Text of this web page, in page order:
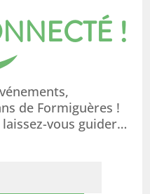
!
de Formiguères !
vous guider…